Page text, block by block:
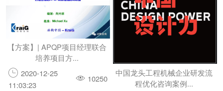
【方案】| APQP项目经理联合
培养项目方...
2020-12-25
11:03:23
10250
中国龙头工程机械企业研发流
程优化咨询案例...